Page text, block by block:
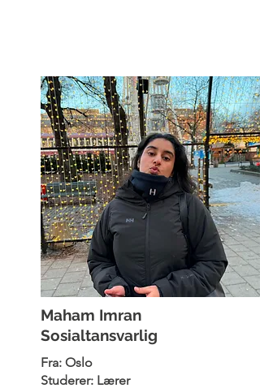
Maham Imran
Sosialtansvarlig
Fra: Oslo
Studerer: Lærer